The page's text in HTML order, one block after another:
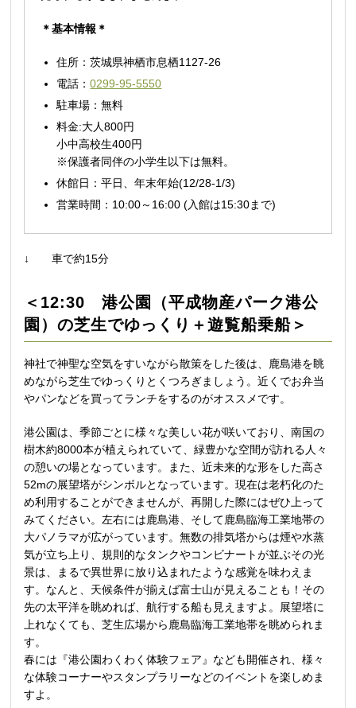
＊基本情報＊
住所：茨城県神栖市息栖1127-26
電話：0299-95-5550
駐車場：無料
料金:大人800円
小中高校生400円
※保護者同伴の小学生以下は無料。
休館日：平日、年末年始(12/28-1/3)
営業時間：10:00～16:00 (入館は15:30まで)
↓ 車で約15分
＜12:30 港公園（平成物産パーク港公
園）の芝生でゆっくり＋遊覧船乗船＞
神社で神聖な空気をすいながら散策をした後は、鹿島港を眺
めながら芝生でゆっくりとくつろぎましょう。近くでお弁当
やパンなどを買ってランチをするのがオススメです。
港公園は、季節ごとに様々な美しい花が咲いており、南国の
樹木約8000本が植えられていて、緑豊かな空間が訪れる人々
の憩いの場となっています。また、近未来的な形をした高さ
52mの展望塔がシンボルとなっています。現在は老朽化のた
め利用することができませんが、再開した際にはぜひ上って
みてください。左右には鹿島港、そして鹿島臨海工業地帯の
大パノラマが広がっています。無数の排気塔からは煙や水蒸
気が立ち上り、規則的なタンクやコンビナートが並ぶその光
景は、まるで異世界に放り込まれたような感覚を味わえま
す。なんと、天候条件が揃えば富士山が見えることも！その
先の太平洋を眺めれば、航行する船も見えますよ。展望塔に
上れなくても、芝生広場から鹿島臨海工業地帯を眺められま
す。
春には『港公園わくわく体験フェア』なども開催され、様々
な体験コーナーやスタンプラリーなどのイベントを楽しめま
すよ。